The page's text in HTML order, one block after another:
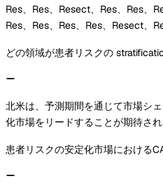
Res、Res、Resect、Res、Res、
Res、Res、Res、Res、Resect、
どの領域が患者リスクの
北米は、予測期間を通じて市場シ
化市場をリードすることが期待され
患者リスクの安定化市場における